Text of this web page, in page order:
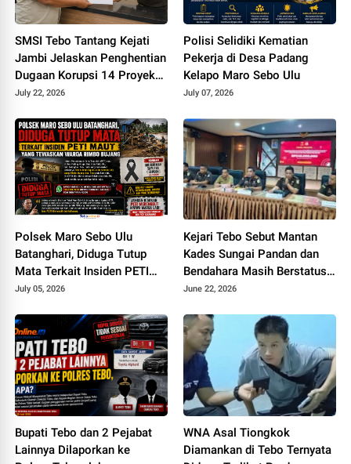
SMSI Tebo Tantang Kejati
Jambi Jelaskan Penghentian
Dugaan Korupsi 14 Proyek
DPUPR Tebo
July 22, 2026
Polisi Selidiki Kematian
Pekerja di Desa Padang
Kelapo Maro Sebo Ulu
July 07, 2026
Polsek Maro Sebo Ulu
Batanghari, Diduga Tutup
Mata Terkait Insiden PETI
Maut Yang Tewaskan Warga
July 05, 2026
Kejari Tebo Sebut Mantan
Kades Sungai Pandan dan
Bendahara Masih Berstatus
Saksi, Padahal Sudah Sita Rp
June 22, 2026
Bupati Tebo dan 2 Pejabat
Lainnya Dilaporkan ke
WNA Asal Tiongkok
Diamankan di Tebo Ternyata